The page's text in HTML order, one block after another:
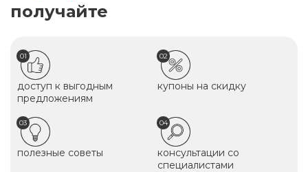
получайте
01
доступ к выгодным
предложениям
02
купоны на скидку
03
полезные советы
04
консультации со
специалистами